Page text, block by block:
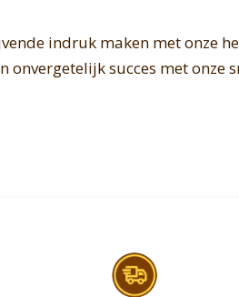
indruk maken met onze
succes met onze